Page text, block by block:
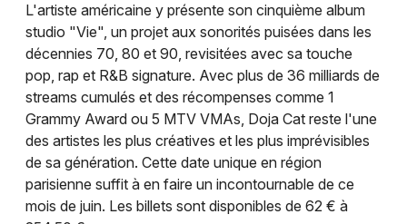
L'artiste américaine y présente son cinquième album
studio "Vie", un projet aux sonorités puisées dans les
décennies 70, 80 et 90, revisitées avec sa touche
pop, rap et R&B signature. Avec plus de 36 milliards de
streams cumulés et des récompenses comme 1
Grammy Award ou 5 MTV VMAs, Doja Cat reste l'une
des artistes les plus créatives et les plus imprévisibles
de sa génération. Cette date unique en région
parisienne suffit à en faire un incontournable de ce
mois de juin. Les billets sont disponibles de 62 € à